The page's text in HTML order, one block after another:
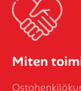
Miten